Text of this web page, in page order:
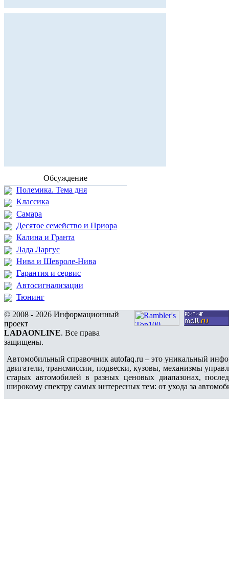
Обсуждение
Полемика. Тема дня
Классика
Самара
Десятое семейство и Приора
Калина и Гранта
Лада Ларгус
Нива и Шевроле-Нива
Гарантия и сервис
Автосигнализации
Тюнинг
© 2008 - 2026 Информационный
проект
LADAONLINE. Все права
защищены.
Автомобильный справочник autofaq.ru – это уникальный
двигатели, трансмиссии, подвески, кузовы, механизмы
старых автомобилей в разных ценовых диапазонах,
широкому спектру самых интересных тем: от ухода за